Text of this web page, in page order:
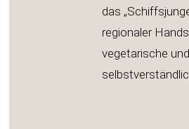
das
regionaler
vegetarische